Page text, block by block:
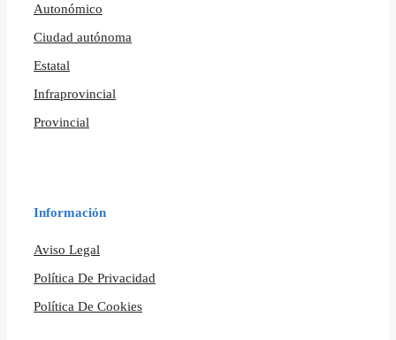
Autonómico
Ciudad autónoma
Estatal
Infraprovincial
Provincial
Información
Aviso Legal
Política De Privacidad
Política De Cookies